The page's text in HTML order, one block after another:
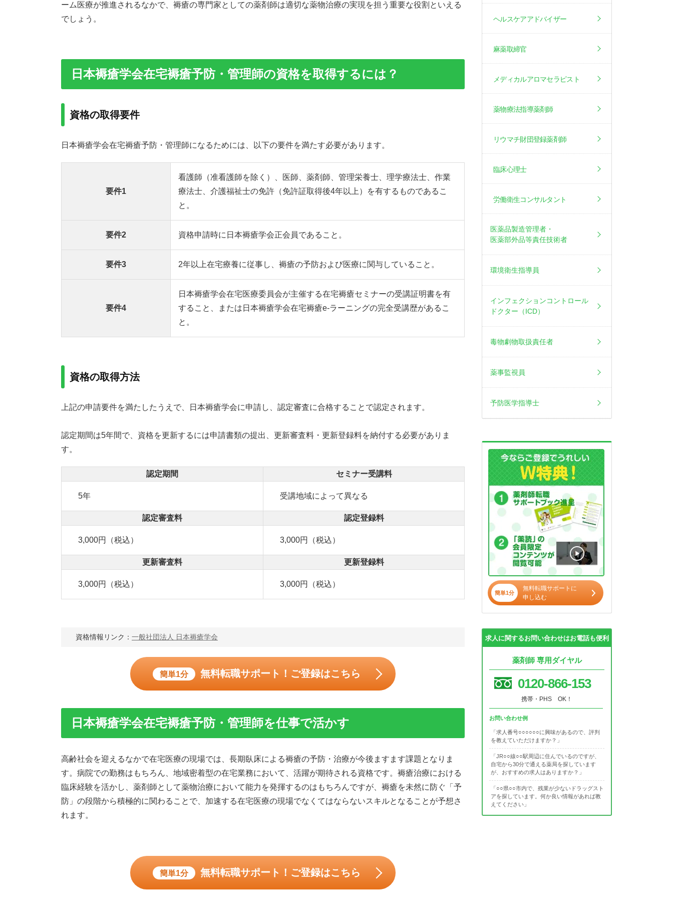
ーム医療が推進されるなかで、褥瘡の専門家としての薬剤師は適切な薬物治療の実現を担う重要な役割といえる
でしょう。
日本褥瘡学会在宅褥瘡予防・管理師の資格を取得するには？
資格の取得要件
日本褥瘡学会在宅褥瘡予防・管理師になるためには、以下の要件を満たす必要があります。
要件1
看護師（准看護師を除く）、医師、薬剤師、管理栄養士、理学療法士、作業
療法士、介護福祉士の免許（免許証取得後4年以上）を有するものであるこ
と。
要件2 資格申請時に日本褥瘡学会正会員であること。
要件3 2年以上在宅療養に従事し、褥瘡の予防および医療に関与していること。
要件4
日本褥瘡学会在宅医療委員会が主催する在宅褥瘡セミナーの受講証明書を有
すること、または日本褥瘡学会在宅褥瘡e-ラーニングの完全受講歴があるこ
と。
資格の取得方法
上記の申請要件を満たしたうえで、日本褥瘡学会に申請し、認定審査に合格することで認定されます。
認定期間は5年間で、資格を更新するには申請書類の提出、更新審査料・更新登録料を納付する必要がありま
す。
認定期間 セミナー受講料
5年 受講地域によって異なる
認定審査料 認定登録料
3,000円（税込） 3,000円（税込）
更新審査料 更新登録料
3,000円（税込） 3,000円（税込）
資格情報リンク： 一般社団法人 日本褥瘡学会
簡単1分 無料転職サポート！ご登録はこちら
日本褥瘡学会在宅褥瘡予防・管理師を仕事で活かす
高齢社会を迎えるなかで在宅医療の現場では、長期臥床による褥瘡の予防・治療が今後ますます課題となりま
す。病院での勤務はもちろん、地域密着型の在宅業務において、活躍が期待される資格です。褥瘡治療における
臨床経験を活かし、薬剤師として薬物治療において能力を発揮するのはもちろんですが、褥瘡を未然に防ぐ「予
防」の段階から積極的に関わることで、加速する在宅医療の現場でなくてはならないスキルとなることが予想さ
れます。
簡単1分 無料転職サポート！ご登録はこちら
ヘルスケアアドバイザー
麻薬取締官
メディカルアロマセラピスト
薬物療法指導薬剤師
リウマチ財団登録薬剤師
臨床心理士
労働衛生コンサルタント
医薬品製造管理者・
医薬部外品等責任技術者
環境衛生指導員
インフェクションコントロール
ドクター（ICD）
毒物劇物取扱責任者
薬事監視員
予防医学指導士
簡単1分
無料転職サポートに
申し込む
求人に関するお問い合わせはお電話も便利
薬剤師 専用ダイヤル
0120-866-153
携帯・PHS OK！
お問い合わせ例
「求人番号○○○○○○に興味があるので、評判
を教えていただけますか？」
「JR○○線○○駅周辺に住んでいるのですが、
自宅から30分で通える薬局を探しています
が、おすすめの求人はありますか？」
「○○県○○市内で、残業が少ないドラッグスト
アを探しています。何か良い情報があれば教
えてください」